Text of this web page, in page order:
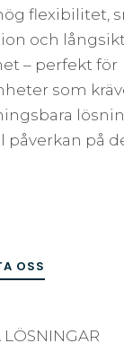
flexibilitet,
och
– perfekt för
som
påverkan på
OSS
LÖSNINGAR